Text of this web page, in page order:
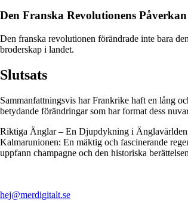
Den Franska Revolutionens Påverkan
Den franska revolutionen förändrade inte bara
broderskap i landet.
Slutsats
Sammanfattningsvis har Frankrike haft en lång
betydande förändringar som har format dess
Riktiga Änglar – En Djupdykning i Änglavärlden
Kalmarunionen: En mäktig och fascinerande
uppfann champagne och den historiska
hej@merdigitalt.se